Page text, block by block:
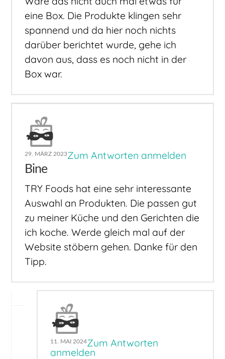
eine Box. Die Produkte klingen sehr
spannend und da hier noch nichts
darüber berichtet wurde, gehe ich
davon aus, dass es noch nicht in der
Box war.
29. MÄRZ 2023Zum Antworten anmelden
Bine
TRY Foods hat eine sehr interessante
Auswahl an Produkten. Die passen gut
zu meiner Küche und den Gerichten die
ich koche. Werde gleich mal auf der
Website stöbern gehen. Danke für den
Tipp.
11. MAI 2024Zum Antworten
anmelden